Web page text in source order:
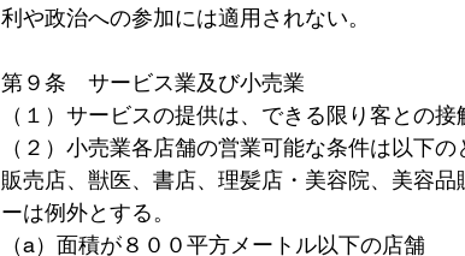
利や政治への参加には適用されない。
第９条　サービス業及び小売業
（１）サービスの提供は、できる限り客との
（２）小売業各店舗の営業可能な条件は以下
販売店、獣医、書店、理髪店・美容院、美容
ーは例外とする。
（a）面積が８００平方メートル以下の店舗